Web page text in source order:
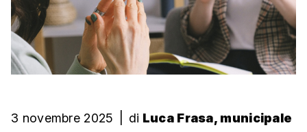
3 novembre 2025 di Luca Frasa, municipale